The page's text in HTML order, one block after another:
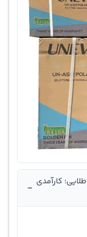
طلایی؛ کارآمدی -